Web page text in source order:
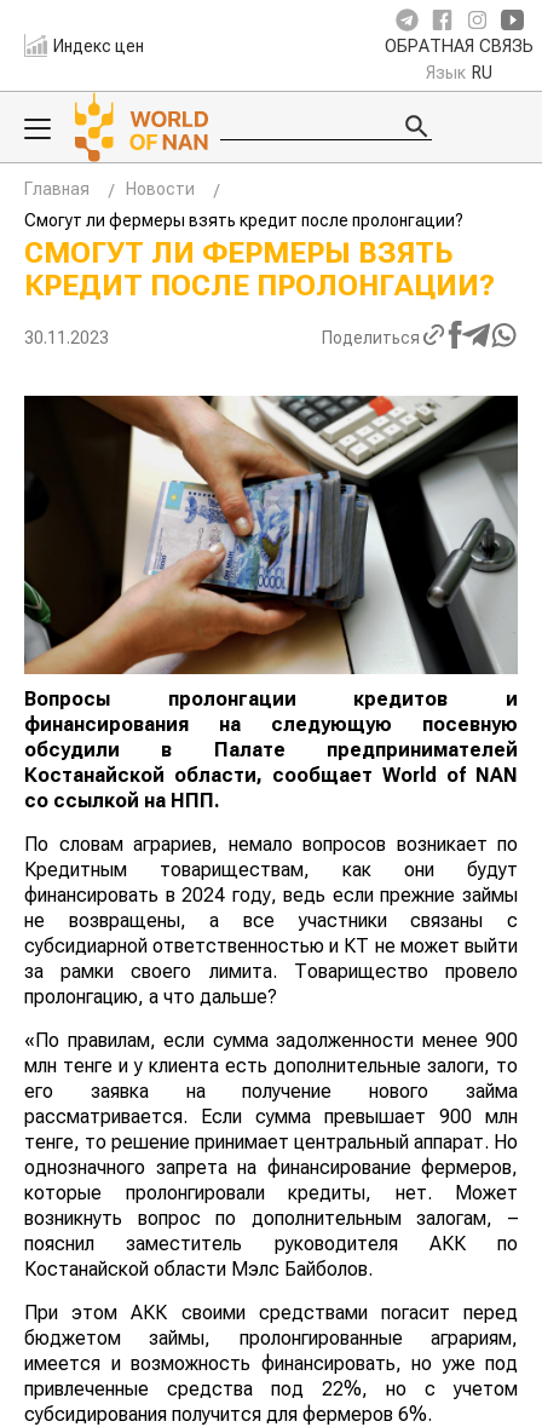
Индекс цен ОБРАТНАЯ СВЯЗЬ
Язык RU
Главная
Новости
Смогут ли фермеры взять кредит после пролонгации?
СМОГУТ ЛИ ФЕРМЕРЫ ВЗЯТЬ
КРЕДИТ ПОСЛЕ ПРОЛОНГАЦИИ?
30.11.2023 Поделиться
Вопросы пролонгации кредитов и
финансирования на следующую посевную
обсудили в Палате предпринимателей
Костанайской области, сообщает World of NAN
со ссылкой на НПП.
По словам аграриев, немало вопросов возникает по
Кредитным товариществам, как они будут
финансировать в 2024 году, ведь если прежние займы
не возвращены, а все участники связаны с
субсидиарной ответственностью и КТ не может выйти
за рамки своего лимита. Товарищество провело
пролонгацию, а что дальше?
«По правилам, если сумма задолженности менее 900
млн тенге и у клиента есть дополнительные залоги, то
его заявка на получение нового займа
рассматривается. Если сумма превышает 900 млн
тенге, то решение принимает центральный аппарат. Но
однозначного запрета на финансирование фермеров,
которые пролонгировали кредиты, нет. Может
возникнуть вопрос по дополнительным залогам, –
пояснил заместитель руководителя АКК по
Костанайской области Мэлс Байболов.
При этом АКК своими средствами погасит перед
бюджетом займы, пролонгированные аграриям,
имеется и возможность финансировать, но уже под
привлеченные средства под 22%, но с учетом
субсидирования получится для фермеров 6%.